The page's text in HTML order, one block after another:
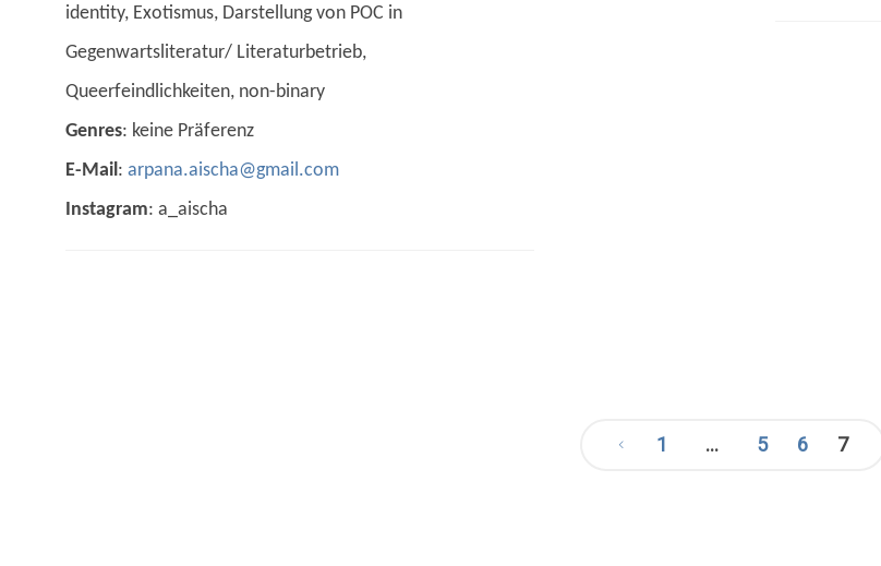
identity, Exotismus, Darstellung von POC in
Gegenwartsliteratur/ Literaturbetrieb,
Queerfeindlichkeiten, non-binary
Genres: keine Präferenz
E-Mail:arpana.aischa@gmail.com
Instagram: a_aischa
1 … 5 6 7